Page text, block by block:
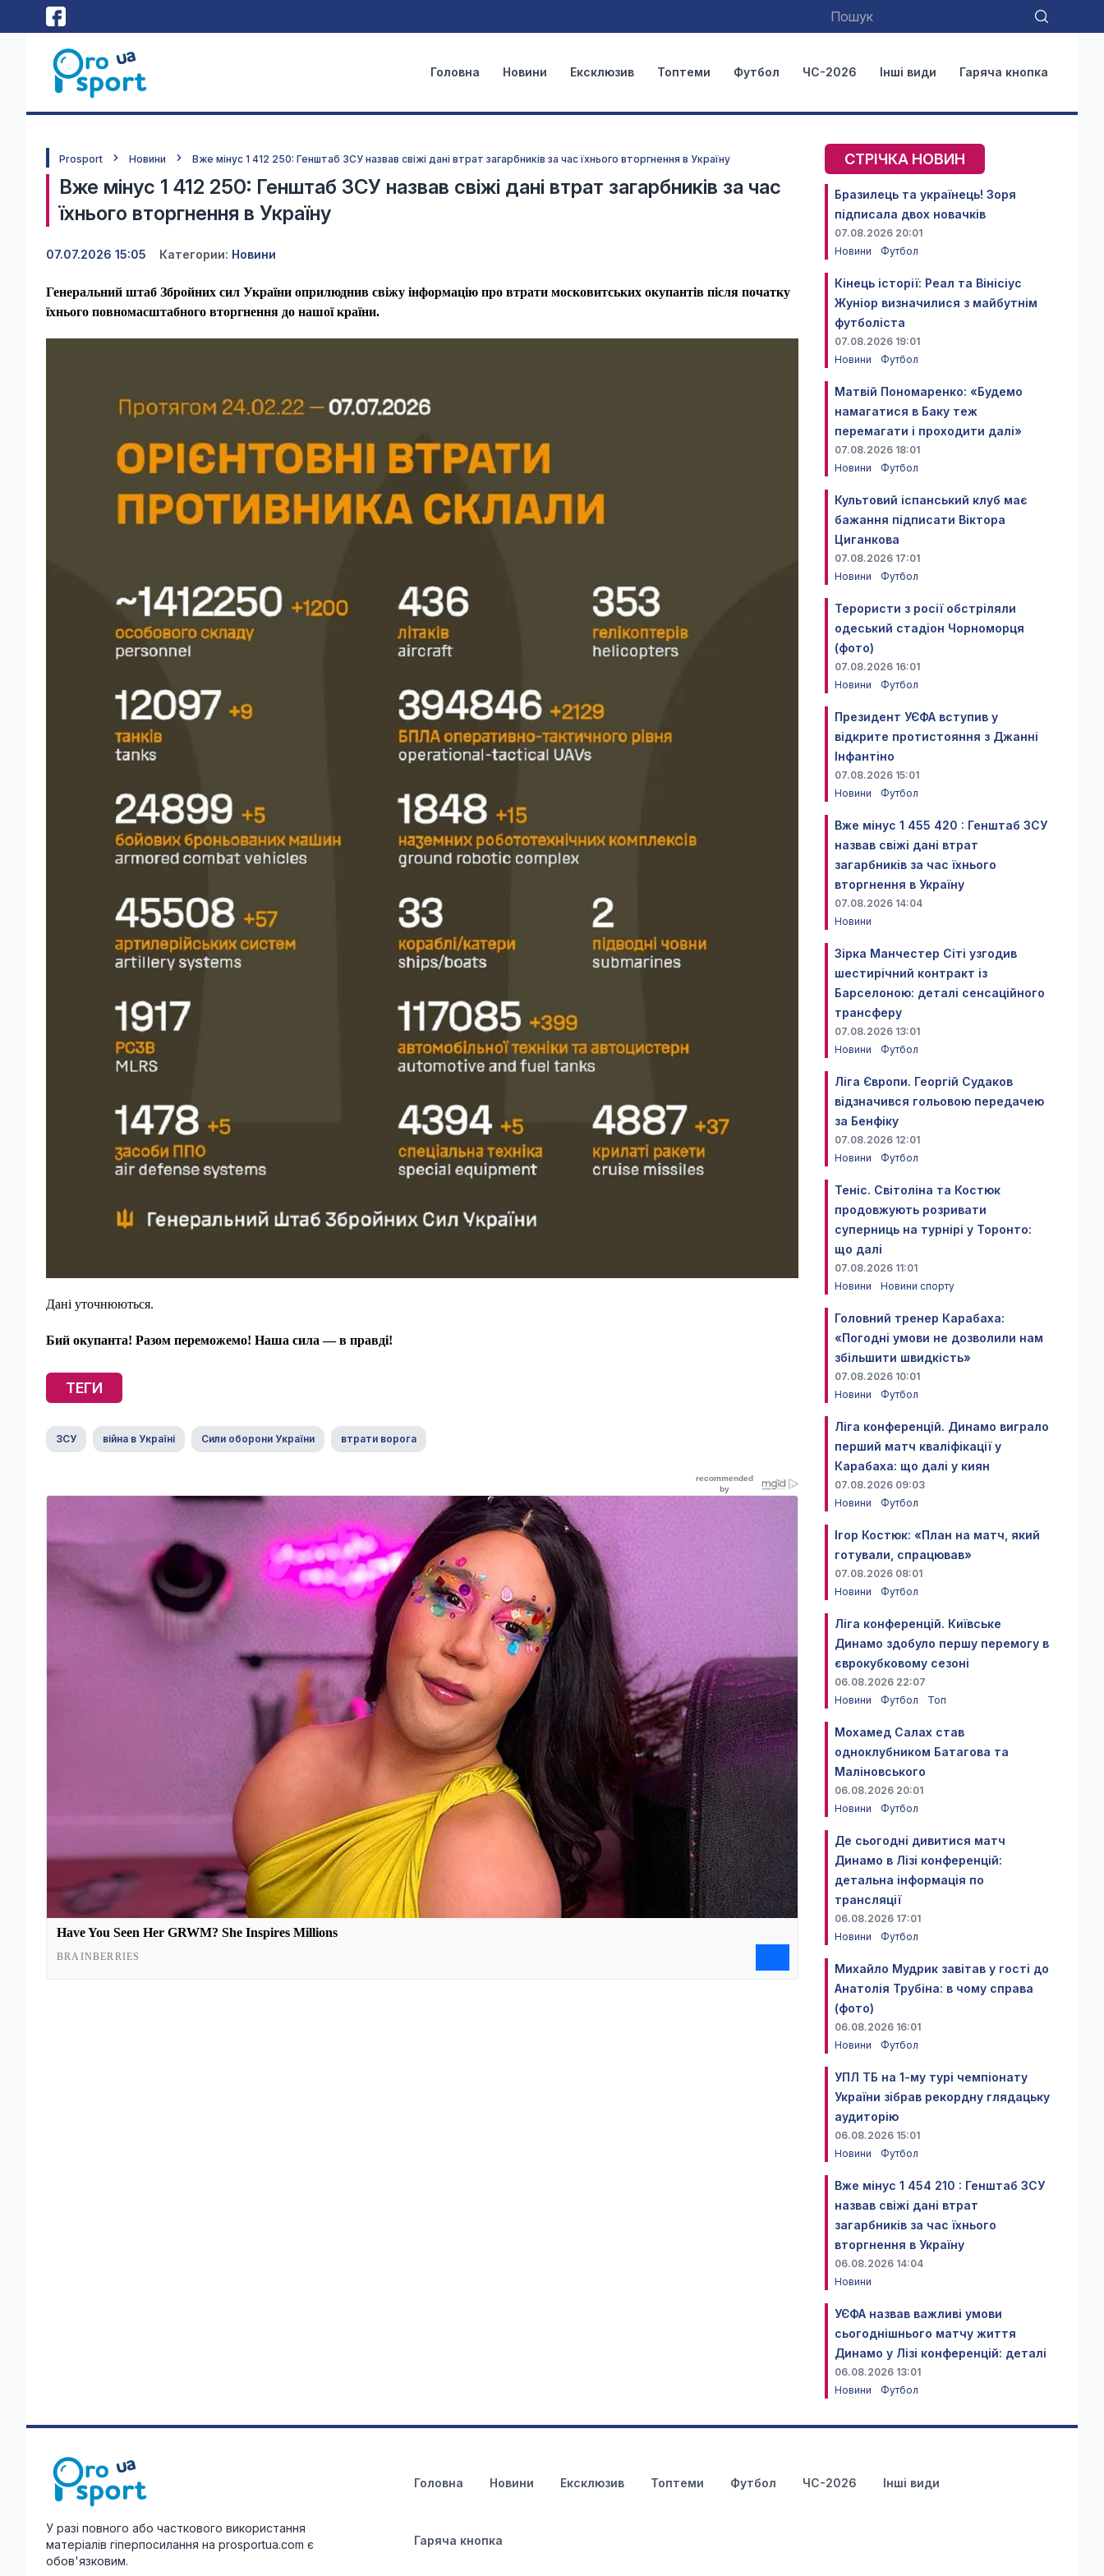
Головна Новини Ексклюзив Топтеми Футбол ЧС-2026 Інші види Гаряча кнопка
Prosport Новини Вже мінус 1 412 250: Генштаб ЗСУ назвав свіжі дані втрат загарбників за час їхнього вторгнення в Україну
Вже мінус 1 412 250: Генштаб ЗСУ назвав свіжі дані втрат загарбників за час
їхнього вторгнення в Україну
07.07.2026 15:05 Категории: Новини
Генеральний штаб Збройних сил України оприлюднив свіжу інформацію про втрати московитських окупантів після початку
їхнього повномасштабного вторгнення до нашої країни.
Дані уточнюються.
Бий окупанта! Разом переможемо! Наша сила — в правді!
ТЕГИ
ЗСУ війна в Україні Сили оборони України втрати ворога
СТРІЧКА НОВИН
Бразилець та українець! Зоря
підписала двох новачків
07.08.2026 20:01
Новини
Футбол
Кінець історії: Реал та Вінісіус
Жуніор визначилися з майбутнім
футболіста
07.08.2026 19:01
Новини
Футбол
Матвій Пономаренко: «Будемо
намагатися в Баку теж
перемагати і проходити далі»
07.08.2026 18:01
Новини
Футбол
Культовий іспанський клуб має
бажання підписати Віктора
Циганкова
07.08.2026 17:01
Новини
Футбол
Терористи з росії обстріляли
одеський стадіон Чорноморця
(фото)
07.08.2026 16:01
Новини
Футбол
Президент УЄФА вступив у
відкрите протистояння з Джанні
Інфантіно
07.08.2026 15:01
Новини
Футбол
Вже мінус 1 455 420 : Генштаб ЗСУ
назвав свіжі дані втрат
загарбників за час їхнього
вторгнення в Україну
07.08.2026 14:04
Новини
Зірка Манчестер Сіті узгодив
шестирічний контракт із
Барселоною: деталі сенсаційного
трансферу
07.08.2026 13:01
Новини
Футбол
Ліга Європи. Георгій Судаков
відзначився гольовою передачею
за Бенфіку
07.08.2026 12:01
Новини
Футбол
Теніс. Світоліна та Костюк
продовжують розривати
суперниць на турнірі у Торонто:
що далі
07.08.2026 11:01
Новини
Новини спорту
Головний тренер Карабаха:
«Погодні умови не дозволили нам
збільшити швидкість»
07.08.2026 10:01
Новини
Футбол
Ліга конференцій. Динамо виграло
перший матч кваліфікації у
Карабаха: що далі у киян
07.08.2026 09:03
Новини
Футбол
Ігор Костюк: «План на матч, який
готували, спрацював»
07.08.2026 08:01
Новини
Футбол
Ліга конференцій. Київське
Динамо здобуло першу перемогу в
єврокубковому сезоні
06.08.2026 22:07
Новини
Футбол Топ
Мохамед Салах став
одноклубником Батагова та
Маліновського
06.08.2026 20:01
Новини
Футбол
Де сьогодні дивитися матч
Динамо в Лізі конференцій:
детальна інформація по
трансляції
06.08.2026 17:01
Новини
Футбол
Михайло Мудрик завітав у гості до
Анатолія Трубіна: в чому справа
(фото)
06.08.2026 16:01
Новини
Футбол
УПЛ ТБ на 1-му турі чемпіонату
України зібрав рекордну глядацьку
аудиторію
06.08.2026 15:01
Новини
Футбол
Вже мінус 1 454 210 : Генштаб ЗСУ
назвав свіжі дані втрат
загарбників за час їхнього
вторгнення в Україну
06.08.2026 14:04
Новини
УЄФА назвав важливі умови
сьогоднішнього матчу життя
Динамо у Лізі конференцій: деталі
06.08.2026 13:01
Новини
Футбол
У разі повного або часткового використання
матеріалів гіперпосилання на prosportua.com є
обов'язковим.
Головна Новини Ексклюзив Топтеми Футбол ЧС-2026 Інші види
Гаряча кнопка